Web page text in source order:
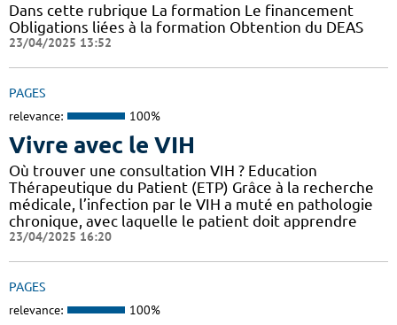
Dans cette rubrique La formation Le financement
Obligations liées à la formation Obtention du DEAS
23/04/2025 13:52
PAGES
relevance: 100%
Vivre avec le VIH
Où trouver une consultation VIH ? Education
Thérapeutique du Patient (ETP) Grâce à la recherche
médicale, l’infection par le VIH a muté en pathologie
chronique, avec laquelle le patient doit apprendre
23/04/2025 16:20
PAGES
relevance: 100%